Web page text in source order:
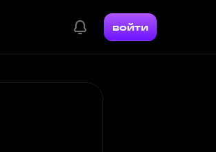
войти